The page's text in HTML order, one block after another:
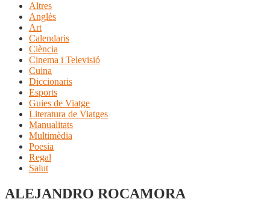
Altres
Anglès
Art
Calendaris
Ciència
Cinema i Televisió
Cuina
Diccionaris
Esports
Guies de Viatge
Literatura de Viatges
Manualitats
Multimèdia
Poesia
Regal
Salut
ALEJANDRO ROCAMORA